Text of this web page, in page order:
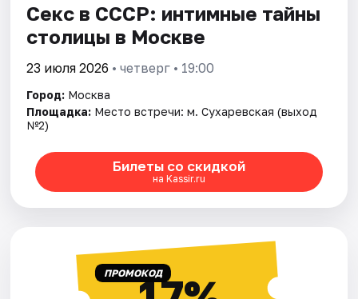
Города
Площадки
Рейтинги
Секс в СССР: интимные тайны
столицы в Москве
23 июля 2026 • четверг • 19:00
Город: Москва
Площадка: Место встречи: м. Сухаревская (выход
№2)
Билеты со скидкой
на Kassir.ru
ПРОМОКОД